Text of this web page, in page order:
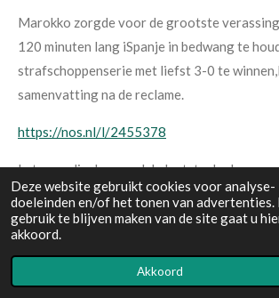
Deze website gebruikt cookies voor analyse-
doeleinden en/of het tonen van
gebruik te blijven maken van de site gaat u
akkoord.
Akkoord
Marokko zorgde voor de grootste
120 minuten lang iSpanje in bedwangte
strafschoppenserie met liefst 3-0 te
samenvatting na de reclame.
https://nos.nl/l/2455378
Later op die dag werd de laatste deelnemer
finales bekend. Portugal maakte gehakt van
Hieronder de samenvatting.
https://nos.nl/l/2455396